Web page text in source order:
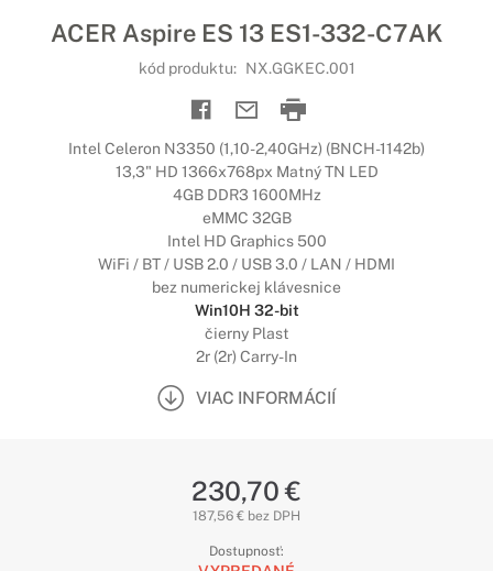
ACER Aspire ES 13 ES1-332-C7AK
kód produktu: NX.GGKEC.001
Intel Celeron N3350 (1,10-2,40GHz) (BNCH-1142b)
13,3" HD 1366x768px Matný TN LED
4GB DDR3 1600MHz
eMMC 32GB
Intel HD Graphics 500
WiFi / BT / USB 2.0 / USB 3.0 / LAN / HDMI
bez numerickej klávesnice
Win10H 32-bit
čierny Plast
2r (2r) Carry-In
VIAC INFORMÁCIÍ
230,70 €
187,56 € bez DPH
Dostupnosť: